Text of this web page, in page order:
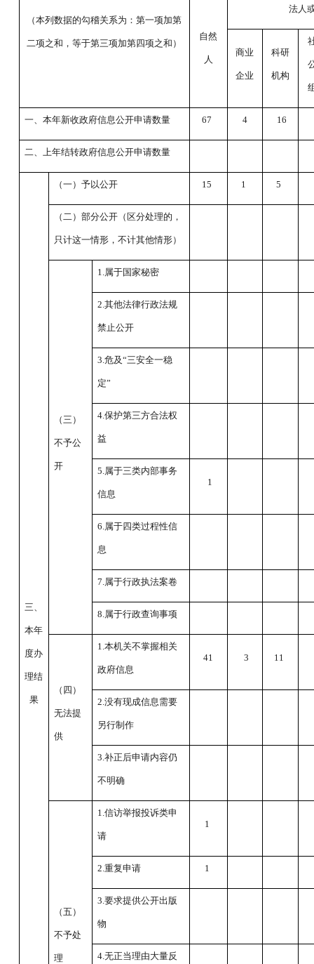
（本列数据的勾稽关系为：第一项加第
二项之和，等于第三项加第四项之和）
自然
人
法人
商业
企业
科研
机构
一、本年新收政府信息公开申请数量 67 4 16
二、上年结转政府信息公开申请数量
三、
本年
度办
理结
果
（一）予以公开 15 1 5
（二）部分公开（区分处理的，
只计这一情形，不计其他情形）
（三）
不予公
开
1.属于国家秘密
2.其他法律行政法规
禁止公开
3.危及“三安全一稳
定”
4.保护第三方合法权
益
5.属于三类内部事务
信息
1
6.属于四类过程性信
息
7.属于行政执法案卷
8.属于行政查询事项
（四）
无法提
供
1.本机关不掌握相关
政府信息
41 3 11
2.没有现成信息需要
另行制作
3.补正后申请内容仍
不明确
（五）
不予处
理
1.信访举报投诉类申
请
1
2.重复申请 1
3.要求提供公开出版
物
4.无正当理由大量反